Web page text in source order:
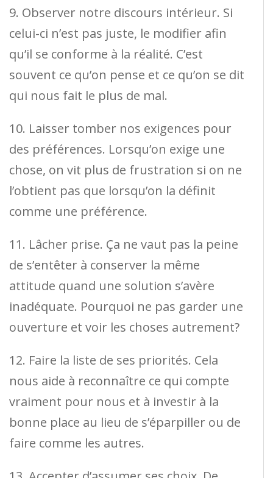
9. Observer notre discours intérieur. Si
celui-ci n’est pas juste, le modifier afin
qu’il se conforme à la réalité. C’est
souvent ce qu’on pense et ce qu’on se dit
qui nous fait le plus de mal.
10. Laisser tomber nos exigences pour
des préférences. Lorsqu’on exige une
chose, on vit plus de frustration si on ne
l’obtient pas que lorsqu’on la définit
comme une préférence.
11. Lâcher prise. Ça ne vaut pas la peine
de s’entêter à conserver la même
attitude quand une solution s’avère
inadéquate. Pourquoi ne pas garder une
ouverture et voir les choses autrement?
12. Faire la liste de ses priorités. Cela
nous aide à reconnaître ce qui compte
vraiment pour nous et à investir à la
bonne place au lieu de s’éparpiller ou de
faire comme les autres.